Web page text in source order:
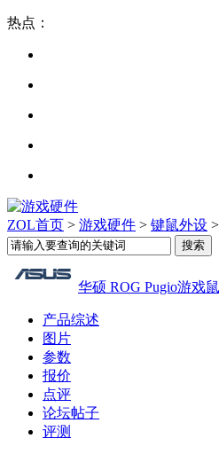
热点：
ZOL首页 > 游戏硬件 > 键鼠外设 >
华硕 ROG Pugio游戏
产品综述
图片
参数
报价
点评
论坛帖子
评测